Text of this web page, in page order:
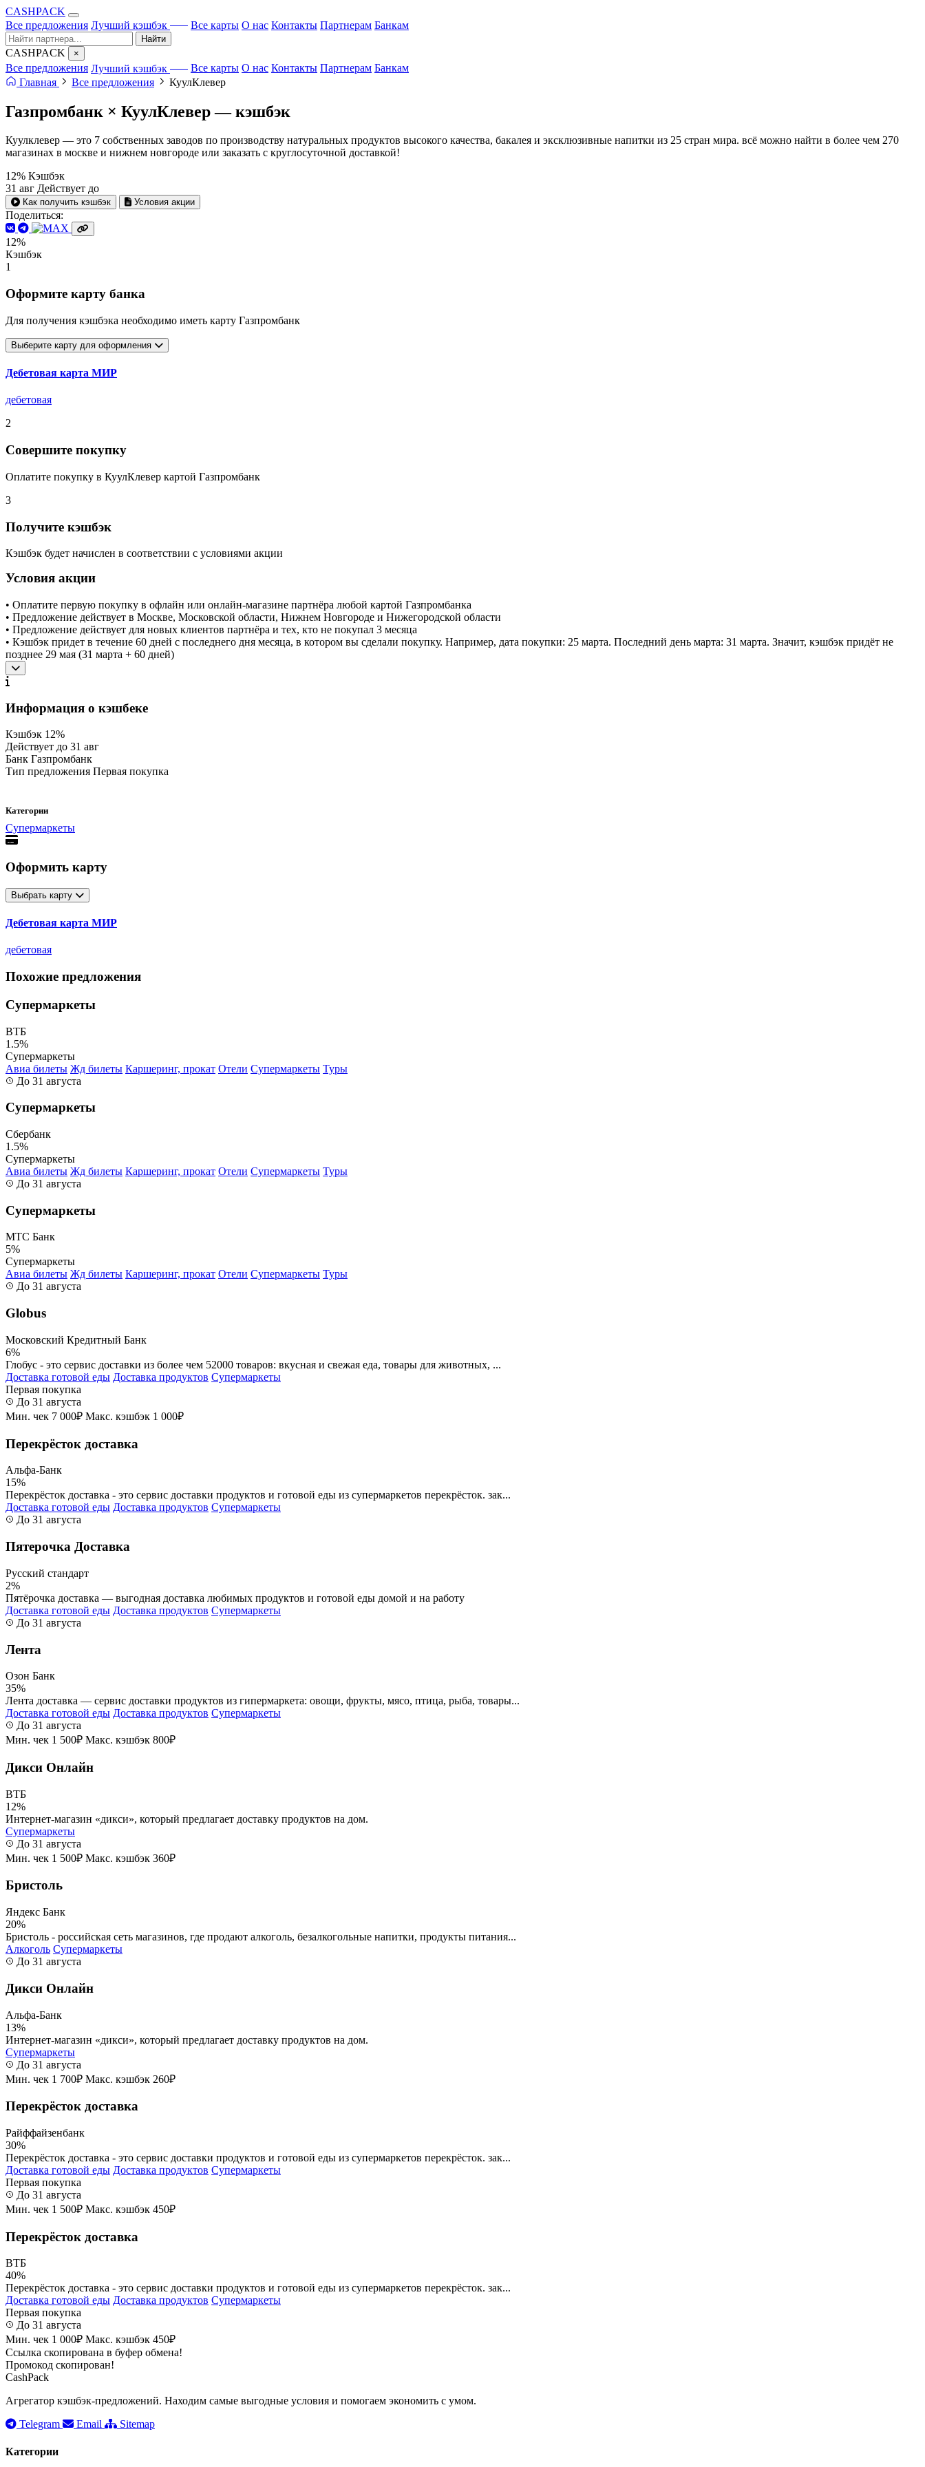
CASHPACK
Все предложения Лучший кэшбэк Все карты О нас Контакты Партнерам Банкам
Найти
CASHPACK ×
Все предложения Лучший кэшбэк Все карты О нас Контакты Партнерам Банкам
Главная
Все предложения КуулКлевер
Газпромбанк × КуулКлевер —кэшбэк
Куулклевер — это 7 собственных заводов по производству натуральных продуктов высокого качества, бакалея и эксклюзивные напитки из 25 стран мира. всё можно найти в более чем 270
магазинах в москве и нижнем новгороде или заказать с круглосуточной доставкой!
12% Кэшбэк
31 авг Действует до
Как получить кэшбэк Условия акции
Поделиться:
12%
Кэшбэк
1
Оформите карту банка
Для получения кэшбэка необходимо иметь карту Газпромбанк
Выберите карту для оформления
Дебетовая карта МИР
дебетовая
2
Совершите покупку
Оплатите покупку в КуулКлевер картой Газпромбанк
3
Получите кэшбэк
Кэшбэк будет начислен в соответствии с условиями акции
Условия акции
• Оплатите первую покупку в офлайн или онлайн-магазине партнёра любой картой Газпромбанка
• Предложение действует в Москве, Московской области, Нижнем Новгороде и Нижегородской области
• Предложение действует для новых клиентов партнёра и тех, кто не покупал 3 месяца
• Кэшбэк придет в течение 60 дней с последнего дня месяца, в котором вы сделали покупку. Например, дата покупки: 25 марта. Последний день марта: 31 марта. Значит, кэшбэк придёт не
позднее 29 мая (31 марта + 60 дней)
Информация о кэшбеке
Кэшбэк 12%
Действует до 31 авг
Банк Газпромбанк
Тип предложения Первая покупка
Категории
Супермаркеты
Оформить карту
Выбрать карту
Дебетовая карта МИР
дебетовая
Похожие предложения
Супермаркеты
ВТБ
1.5%
Супермаркеты
Авиа билеты Жд билеты Каршеринг, прокат Отели Супермаркеты Туры
До 31 августа
Супермаркеты
Сбербанк
1.5%
Супермаркеты
Авиа билеты Жд билеты Каршеринг, прокат Отели Супермаркеты Туры
До 31 августа
Супермаркеты
МТС Банк
5%
Супермаркеты
Авиа билеты Жд билеты Каршеринг, прокат Отели Супермаркеты Туры
До 31 августа
Globus
Московский Кредитный Банк
6%
Глобус - это сервис доставки из более чем 52000 товаров: вкусная и свежая еда, товары для животных, ...
Доставка готовой еды Доставка продуктов Супермаркеты
Первая покупка
До 31 августа
Мин. чек 7 000₽ Макс. кэшбэк 1 000₽
Перекрёсток доставка
Альфа-Банк
15%
Перекрёсток доставка - это сервис доставки продуктов и готовой еды из супермаркетов перекрёсток. зак...
Доставка готовой еды Доставка продуктов Супермаркеты
До 31 августа
Пятерочка Доставка
Русский стандарт
2%
Пятёрочка доставка — выгодная доставка любимых продуктов и готовой еды домой и на работу
Доставка готовой еды Доставка продуктов Супермаркеты
До 31 августа
Лента
Озон Банк
35%
Лента доставка — сервис доставки продуктов из гипермаркета: овощи, фрукты, мясо, птица, рыба, товары...
Доставка готовой еды Доставка продуктов Супермаркеты
До 31 августа
Мин. чек 1 500₽ Макс. кэшбэк 800₽
Дикси Онлайн
ВТБ
12%
Интернет-магазин «дикси», который предлагает доставку продуктов на дом.
Супермаркеты
До 31 августа
Мин. чек 1 500₽ Макс. кэшбэк 360₽
Бристоль
Яндекс Банк
20%
Бристоль - российская сеть магазинов, где продают алкоголь, безалкогольные напитки, продукты питания...
Алкоголь Супермаркеты
До 31 августа
Дикси Онлайн
Альфа-Банк
13%
Интернет-магазин «дикси», который предлагает доставку продуктов на дом.
Супермаркеты
До 31 августа
Мин. чек 1 700₽ Макс. кэшбэк 260₽
Перекрёсток доставка
Райффайзенбанк
30%
Перекрёсток доставка - это сервис доставки продуктов и готовой еды из супермаркетов перекрёсток. зак...
Доставка готовой еды Доставка продуктов Супермаркеты
Первая покупка
До 31 августа
Мин. чек 1 500₽ Макс. кэшбэк 450₽
Перекрёсток доставка
ВТБ
40%
Перекрёсток доставка - это сервис доставки продуктов и готовой еды из супермаркетов перекрёсток. зак...
Доставка готовой еды Доставка продуктов Супермаркеты
Первая покупка
До 31 августа
Мин. чек 1 000₽ Макс. кэшбэк 450₽
Ссылка скопирована в буфер обмена!
Промокод скопирован!
CashPack
Агрегатор кэшбэк-предложений. Находим самые выгодные условия и помогаем экономить с умом.
Telegram
Email Sitemap
Категории